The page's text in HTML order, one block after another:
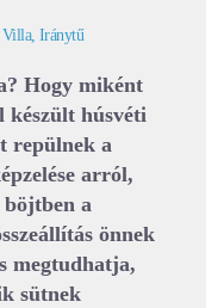
Villa, Iránytű
Hogy miként
készült húsvéti
repülnek a
arról,
böjtben a
önnek
megtudhatja,
sütnek